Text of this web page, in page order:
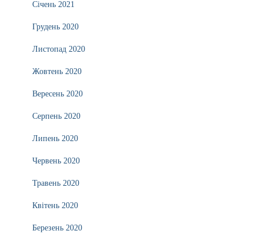
Січень 2021
Грудень 2020
Листопад 2020
Жовтень 2020
Вересень 2020
Серпень 2020
Липень 2020
Червень 2020
Травень 2020
Квітень 2020
Березень 2020